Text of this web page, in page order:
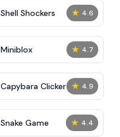
★ 4.6
Shell Shockers
★ 4.7
Miniblox
★ 4.9
Capybara Clicker
★ 4.4
Snake Game